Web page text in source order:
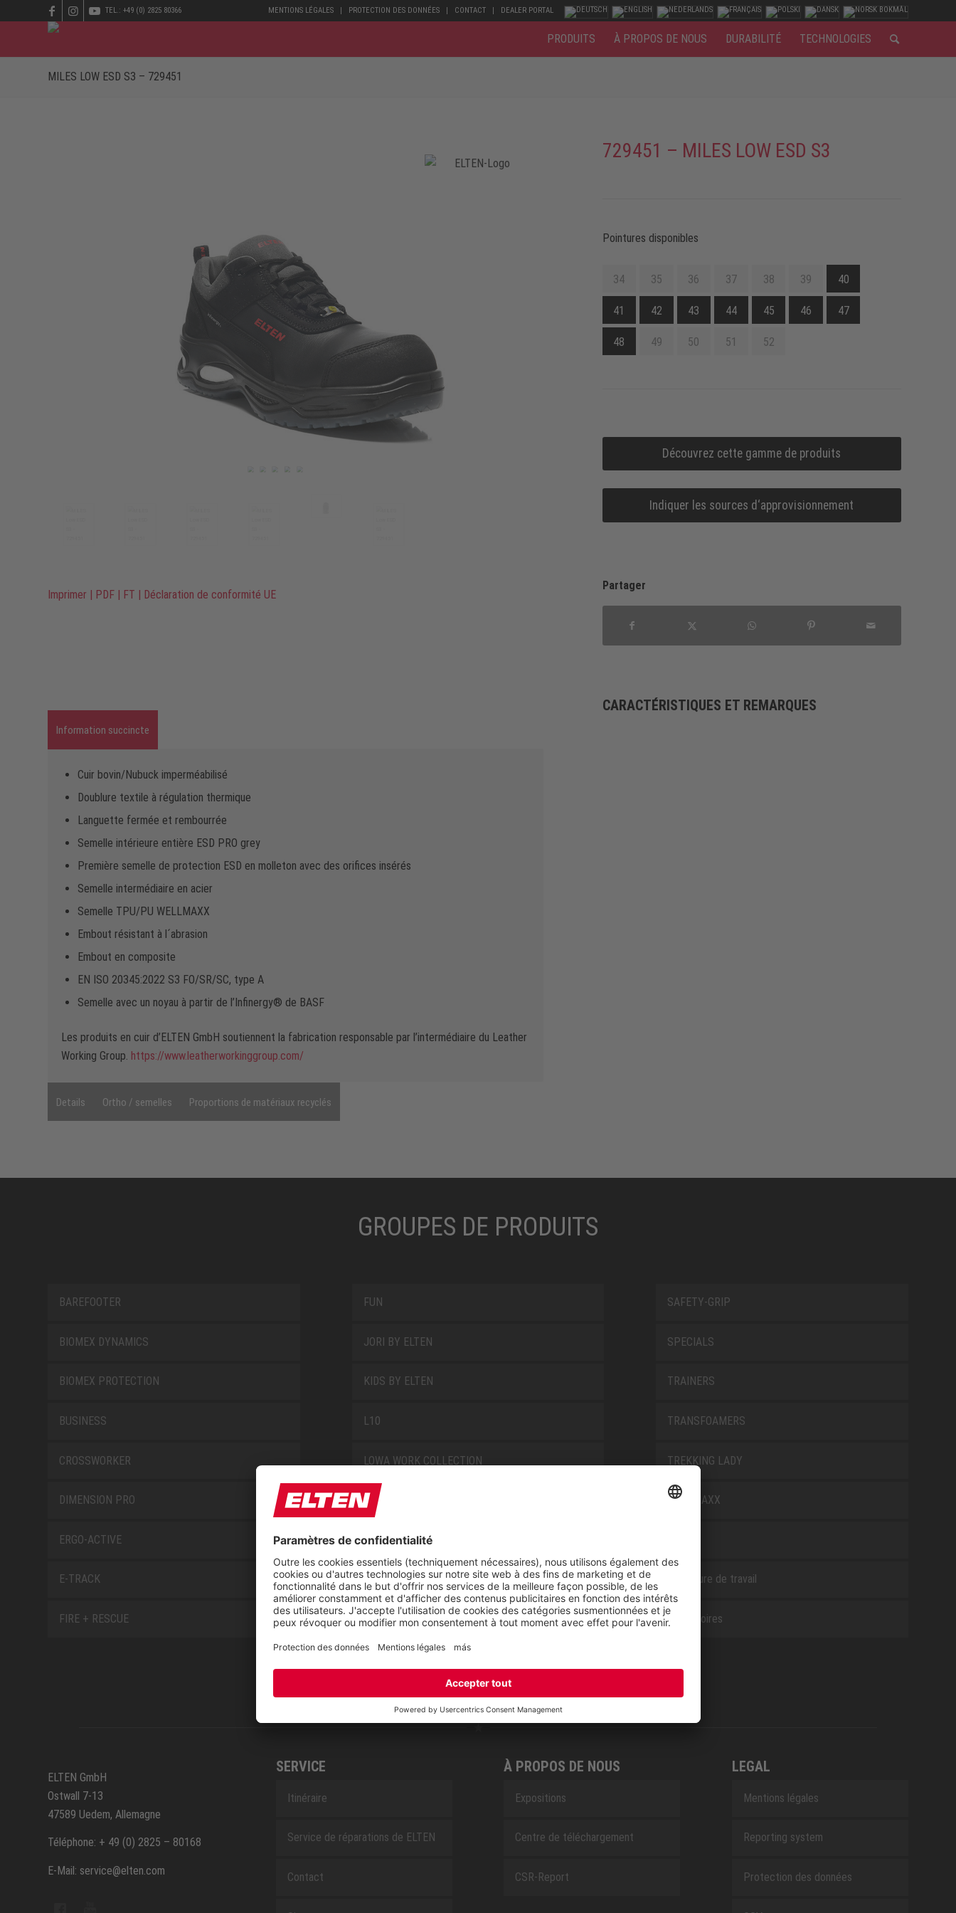
MENTIONS LÉGALES PROTECTION DES DONNÉES CONTACT DEALER PORTAL
TEL.: +49 (0) 2825 80366
PRODUITS À PROPOS DE NOUS DURABILITÉ TECHNOLOGIES
MILES LOW ESD S3 – 729451
Imprimer | PDF | FT | Déclaration de conformité UE
729451 – MILES LOW ESD S3
Pointures disponibles
34 35 36 37 38 39 40
41 42 43 44 45 46 47
48 49 50 51 52
Découvrez cette gamme de produits
Indiquer les sources d‘approvisionnement
Partager
Information succincte
Cuir bovin/Nubuck imperméabilisé
Doublure textile à régulation thermique
Languette fermée et rembourrée
Semelle intérieure entière ESD PRO grey
Première semelle de protection ESD en molleton avec des orifices insérés
Semelle intermédiaire en acier
Semelle TPU/PU WELLMAXX
Embout résistant à l´abrasion
Embout en composite
EN ISO 20345:2022 S3 FO/SR/SC, type A
Semelle avec un noyau à partir de l’Infinergy® de BASF
Les produits en cuir d’ELTEN GmbH soutiennent la fabrication responsable par l’intermédiaire du Leather
Working Group. https://www.leatherworkinggroup.com/
Details Ortho / semelles Proportions de matériaux recyclés
CARACTÉRISTIQUES ET REMARQUES
GROUPES DE PRODUITS
BAREFOOTER
BIOMEX DYNAMICS
BIOMEX PROTECTION
BUSINESS
CROSSWORKER
DIMENSION PRO
ERGO-ACTIVE
E-TRACK
FIRE + RESCUE
FUN
JORI BY ELTEN
KIDS BY ELTEN
L10
LOWA WORK COLLECTION
MISS L10
NEW CLASSICS
NOVA
RETRO
SAFETY-GRIP
SPECIALS
TRAINERS
TRANSFOAMERS
TREKKING LADY
WELLMAXX
Chaussure de travail
Accessoires
ELTEN GmbH
Ostwall 7-13
47589 Uedem, Allemagne
Téléphone: + 49 (0) 2825 – 80168
E-Mail: service@elten.com
SERVICE
Itinéraire
Service de réparations de ELTEN
Contact
À PROPOS DE NOUS
Expositions
Centre de téléchargement
CSR-Report
LEGAL
Mentions légales
Reporting system
Protection des données